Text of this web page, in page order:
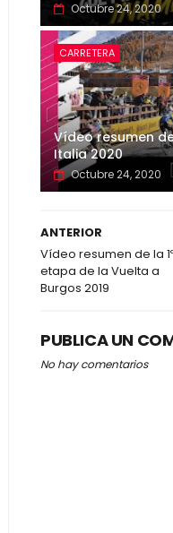
Octubre 24, 2020
CARRETERA
Vídeo resumen
Italia 2020
Octubre 24, 2020
ANTERIOR
Vídeo resumen de la
etapa de la Vuelta a
Burgos 2019
PUBLICA UN
No hay comentarios